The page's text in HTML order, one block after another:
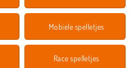
Mobiele spelletjes
Race spelletjes